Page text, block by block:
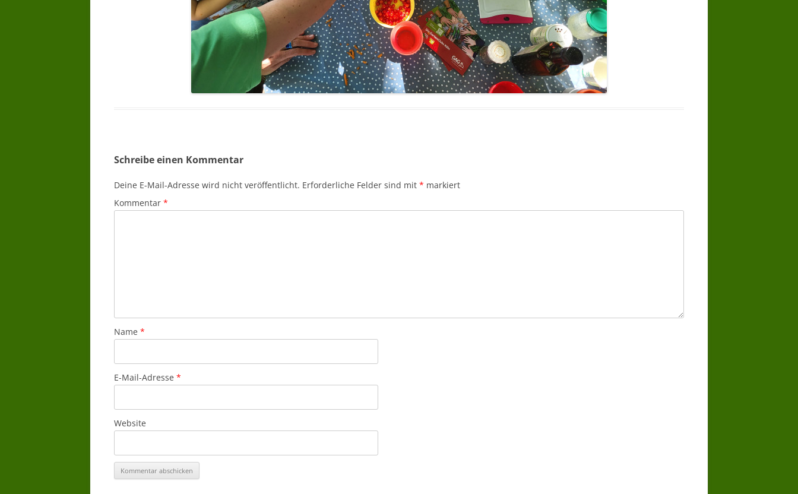
Schreibe einen Kommentar
Deine E-Mail-Adresse wird nicht veröffentlicht. Erforderliche Felder sind mit * markiert
Kommentar *
Name *
E-Mail-Adresse *
Website